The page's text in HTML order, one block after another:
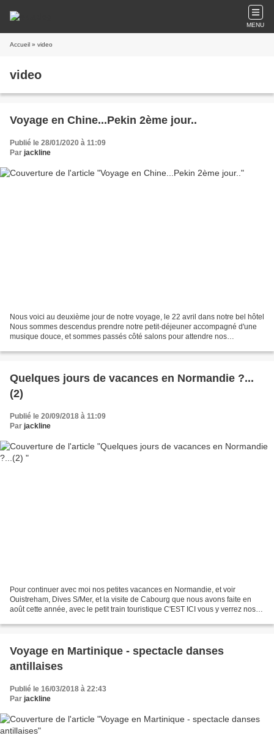
MENU
Accueil » video
video
Voyage en Chine...Pekin 2ème jour..
Publié le 28/01/2020 à 11:09
Par jackline
Nous voici au deuxième jour de notre voyage, le 22 avril dans notre bel hôtel
Nous sommes descendus prendre notre petit-déjeuner accompagné d'une
musique douce, et sommes passés côté salons pour attendre nos
Quelques jours de vacances en Normandie ?...
(2)
Publié le 20/09/2018 à 11:09
Par jackline
Pour continuer avec moi nos petites vacances en Normandie, et voir
Ouistreham, Dives S/Mer, et la visite de Cabourg que nous avons faite en
août cette année, avec le petit train touristique C'EST ICI vous y verrez nos
Voyage en Martinique - spectacle danses
antillaises
Publié le 16/03/2018 à 22:43
Par jackline